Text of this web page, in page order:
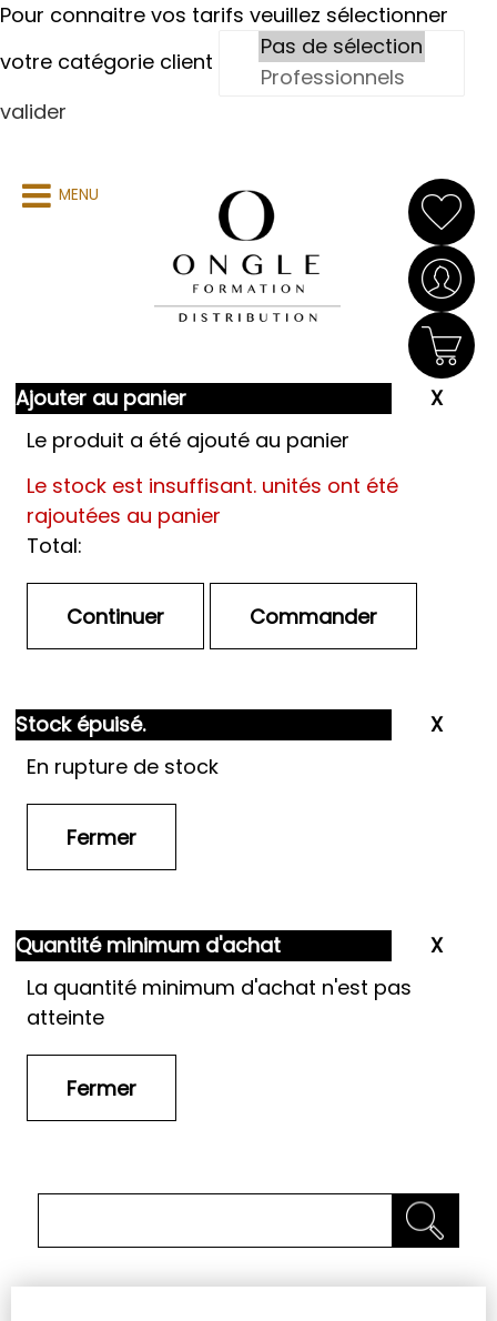
Pour connaitre vos tarifs veuillez sélectionner
votre catégorie client
valider
MENU
Ajouter au panier
Le produit a été ajouté au panier
Le stock est insuffisant. unités ont été
rajoutées au panier
Total:
Stock épuisé.
En rupture de stock
Quantité minimum d'achat
La quantité minimum d'achat n'est pas
atteinte